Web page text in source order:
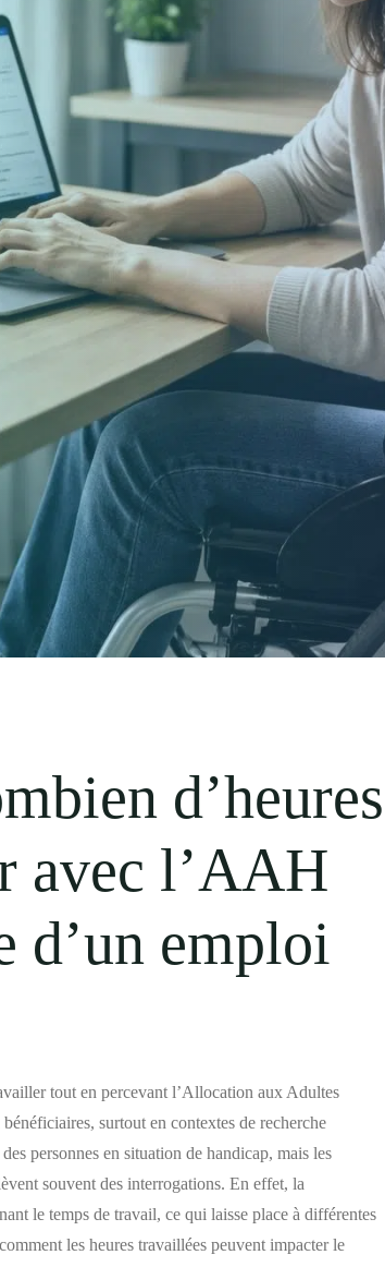
d’heures
avec l’AAH
d’un emploi
tout en percevant l’Allocation aux Adultes
surtout en contextes de recherche
personnes en situation de handicap, mais les
souvent des interrogations. En effet, la
le temps de travail, ce qui laisse place à différentes
les heures travaillées peuvent impacter le